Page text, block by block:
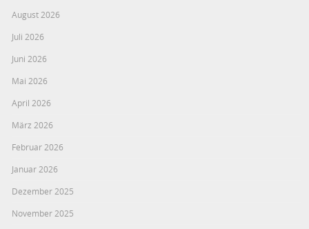
August 2026
Juli 2026
Juni 2026
Mai 2026
April 2026
März 2026
Februar 2026
Januar 2026
Dezember 2025
November 2025